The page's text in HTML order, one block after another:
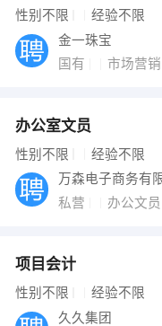
性别不限 经验不限
金一珠宝
国有
市场营销
办公室文员
性别不限 经验不限
万森电子商务有
私营
办公文员
项目会计
性别不限 经验不限
久久集团